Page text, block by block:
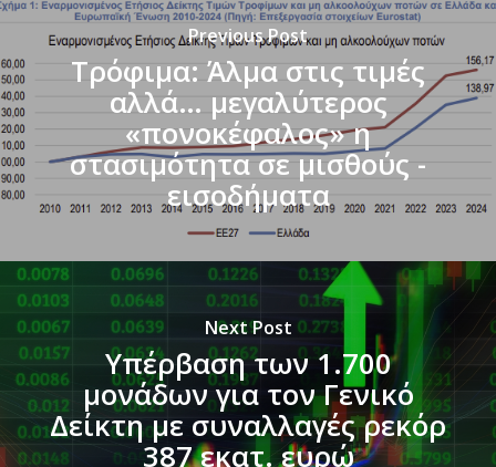
Previous Post
Τρόφιμα: Άλμα στις τιμές
αλλά… μεγαλύτερος
«πονοκέφαλος» η
στασιμότητα σε μισθούς -
εισοδήματα
Next Post
Υπέρβαση των 1.700
μονάδων για τον Γενικό
Δείκτη με συναλλαγές ρεκόρ
387 εκατ. ευρώ